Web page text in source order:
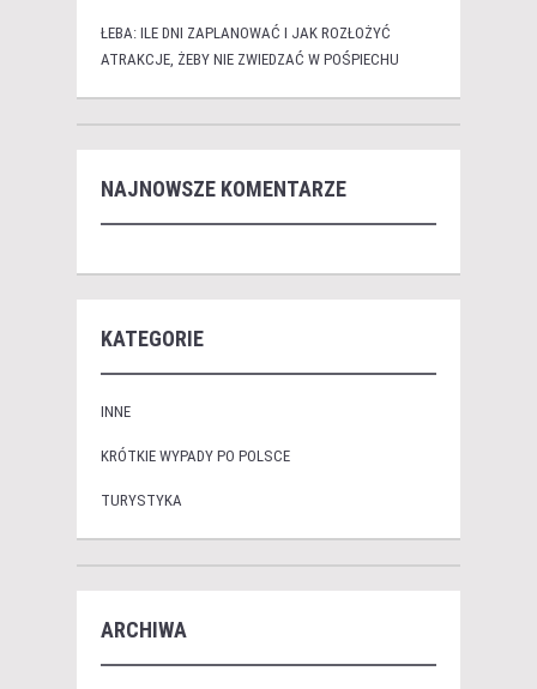
ŁEBA: ILE DNI ZAPLANOWAĆ I JAK ROZŁOŻYĆ
ATRAKCJE, ŻEBY NIE ZWIEDZAĆ W POŚPIECHU
NAJNOWSZE KOMENTARZE
KATEGORIE
INNE
KRÓTKIE WYPADY PO POLSCE
TURYSTYKA
ARCHIWA